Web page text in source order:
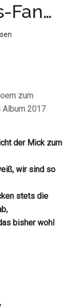
Fan…
zum
Album 2017
der Mick zum
wir sind so
stets die
bisher wohl